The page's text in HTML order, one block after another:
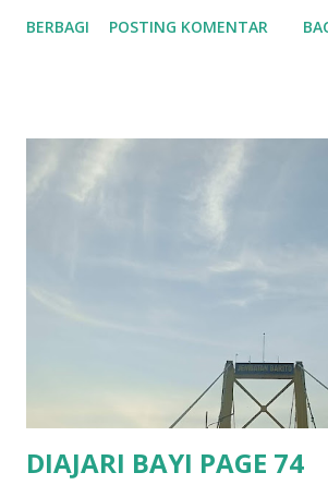
dari jantan. Jantan mempunyai lentera
kedipan lentera jantan dan direspon oleh
digunakan untuk berburu kunang betina
menggunakan kedipan cahaya dari pen
pola kedipan cahaya dari jantan.
kunang betina dan menangkap betina
menjadikannya ideal untuk
BERBAGI POSTING KOMENTAR
DIAJARI BAYI PAGE 74